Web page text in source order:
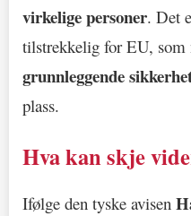
virkelige personer. Det
tilstrekkelig for EU, som
grunnleggende
plass.
Hva kan skje
Ifølge den tyske avisen